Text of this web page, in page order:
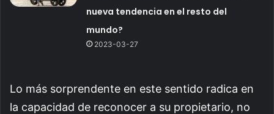
nueva tendencia en el resto del
mundo?
2023-03-27
Lo más sorprendente en este sentido radica en
la capacidad de reconocer a su propietario, no